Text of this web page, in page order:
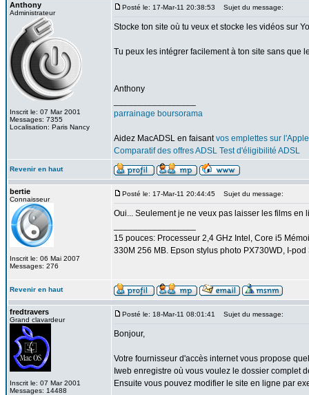
Anthony
Administrateur
Inscrit le: 07 Mar 2001
Messages: 7355
Localisation: Paris Nancy
Posté le: 17-Mar-11 20:38:53 Sujet du message:
Stocke ton site où tu veux et stocke les vidéos sur
Tu peux les intégrer facilement à ton site sans que
Anthony
parrainage boursorama
Aidez MacADSL en faisantvos emplettes sur
Comparatif des offres ADSL Test d'éligibilité ADSL
Revenir en haut
bertie
Connaisseur
Inscrit le: 06 Mai 2007
Messages: 276
Posté le: 17-Mar-11 20:44:45 Sujet du message:
Oui... Seulement je ne veux pas laisser les films
15 pouces: Processeur 2,4 GHz Intel, Core i5
330M 256 MB. Epson stylus photo PX730WD, I-
Revenir en haut
fredtravers
Grand clavardeur
Inscrit le: 07 Mar 2001
Messages: 14488
Posté le: 18-Mar-11 08:01:41 Sujet du message:
Bonjour,
Votre fournisseur d'accès internet vous propose
Iweb enregistre où vous voulez le dossier complet
Ensuite vous pouvez modifier le site en ligne par